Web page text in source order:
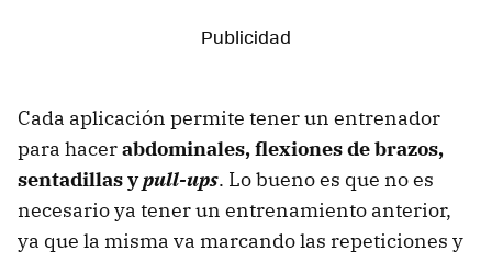
Cada aplicación permite tener un entrenador
para hacerabdominales, flexiones de brazos,
sentadillas ypull-ups. Lo bueno es que no es
necesario ya tener un entrenamiento anterior,
ya que la misma va marcando las repeticiones y